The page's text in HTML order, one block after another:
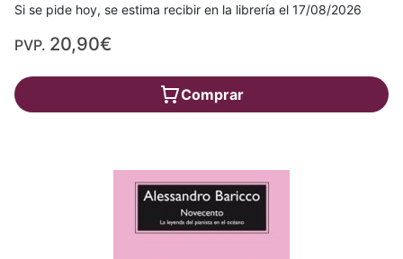
Si se pide hoy, se estima recibir en la librería el 17/08/2026
PVP. 20,90€
Comprar